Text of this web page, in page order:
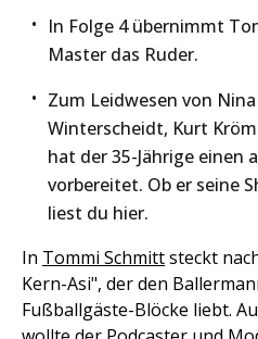
In Folge 4 übernimmt
Master das Ruder.
Zum Leidwesen von Nina
Winterscheidt, Kurt
hat der 35-Jährige einen
vorbereitet. Ob er seine
liest du hier.
In Tommi Schmittsteckt
Kern-Asi", der den
Fußballgäste-Blöcke liebt.